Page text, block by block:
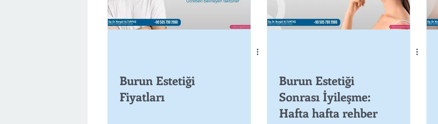
Burun Estetiği
Fiyatları
Burun Estetiği
Sonrası İyileşme:
Hafta hafta rehber